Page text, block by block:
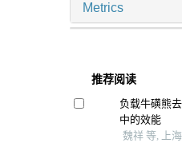
Metrics
推荐阅读
负载牛磺熊
中的效能
魏祥 等, 上